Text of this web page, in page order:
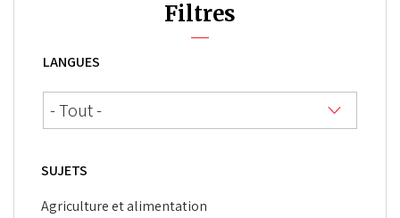
Filtres
LANGUES
SUJETS
Agriculture et alimentation